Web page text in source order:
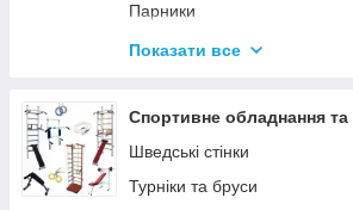
Парники
Термоси
Показати все
Спортивне обладнання та
Шведські стінки
Турніки та бруси